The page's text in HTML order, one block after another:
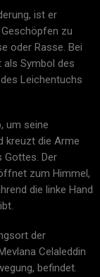
ist er
zu
oder Rasse. Bei
als Symbol des
Leichentuchs
um seine
kreuzt die Arme
Gottes. Der
zum Himmel,
die linke Hand
der
Celaleddin
befindet.